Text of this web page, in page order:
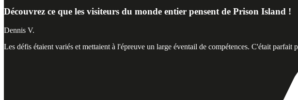
Découvrez ce que les visiteurs du monde entier pensent de Prison Island !
Dennis V.
Les défis étaient variés et mettaient à l'épreuve un large éventail de compétences. C'était parfait